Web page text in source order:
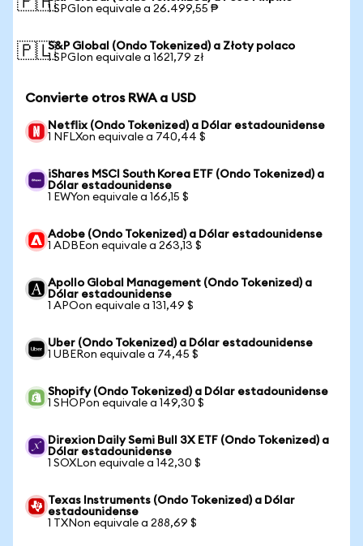
1 SPGIon equivale a 26.499,55 ₱
🇵🇱S&P Global (Ondo Tokenized) a Złoty polaco
1 SPGIon equivale a 1621,79 zł
Convierte otros RWA a USD
Netflix (Ondo Tokenized) a Dólar estadounidense
1 NFLXon equivale a 740,44 $
iShares MSCI South Korea ETF (Ondo Tokenized) a
Dólar estadounidense
1 EWYon equivale a 166,15 $
Adobe (Ondo Tokenized) a Dólar estadounidense
1 ADBEon equivale a 263,13 $
Apollo Global Management (Ondo Tokenized) a
Dólar estadounidense
1 APOon equivale a 131,49 $
Uber (Ondo Tokenized) a Dólar estadounidense
1 UBERon equivale a 74,45 $
Shopify (Ondo Tokenized) a Dólar estadounidense
1 SHOPon equivale a 149,30 $
Direxion Daily Semi Bull 3X ETF (Ondo Tokenized) a
Dólar estadounidense
1 SOXLon equivale a 142,30 $
Texas Instruments (Ondo Tokenized) a Dólar
estadounidense
1 TXNon equivale a 288,69 $